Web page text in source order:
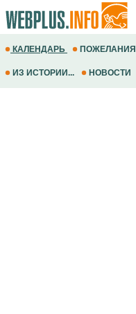
КАЛЕНДАРЬ ПОЖЕЛАНИЯ
ИЗ ИСТОРИИ... НОВОСТИ